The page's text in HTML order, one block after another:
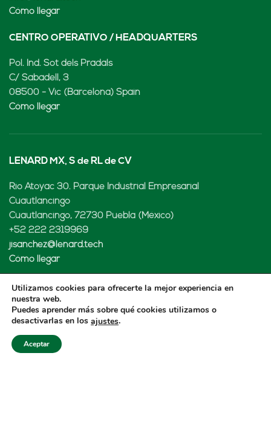
Cómo llegar
CENTRO OPERATIVO / HEADQUARTERS
Pol. Ind. Sot dels Pradals
C/ Sabadell, 3
08500 - Vic (Barcelona) Spain
Cómo llegar
LENARD MX, S de RL de CV
Rio Atoyac 30. Parque Industrial Empresarial
Cuautlancingo
Cuautlancingo, 72730 Puebla (México)
+52 222 2319969
jisanchez@lenard.tech
Cómo llegar
LENARD USA CORP
2655-Lejeune Rd., Suite 810
Coral Gables, FL. 33134 (USA
Utilizamos cookies para ofrecerte la mejor experiencia en
nuestra web.
Puedes aprender más sobre qué cookies utilizamos o
desactivarlas en los ajustes.
Aceptar